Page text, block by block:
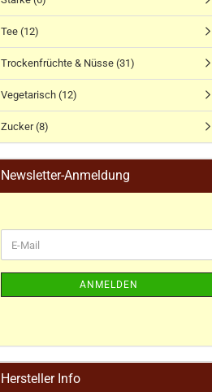
Tee (12)
Trockenfrüchte & Nüsse (31)
Vegetarisch (12)
Zucker (8)
Newsletter-Anmeldung
ANMELDEN
Hersteller Info